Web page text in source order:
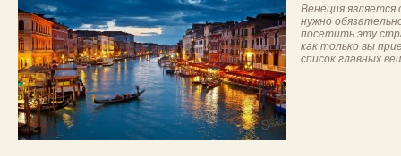
Венеция
нужно
посетить эту
как только вы
список главных